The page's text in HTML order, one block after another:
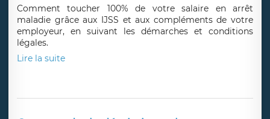
Comment toucher 100% de votre salaire en arrêt
maladie grâce aux IJSS et aux compléments de votre
employeur, en suivant les démarches et conditions
légales.
Lire la suite